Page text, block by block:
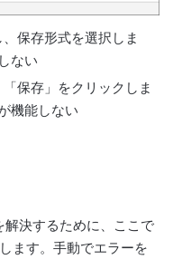
保存形式を選択しま
保存」をクリックしま
決するために、ここで
ます。手動でエラーを